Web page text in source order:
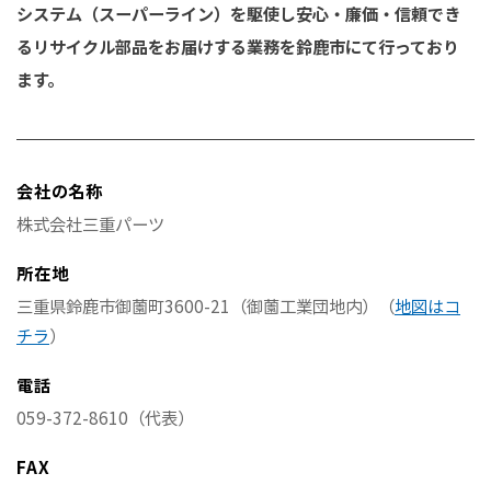
システム（スーパーライン）を駆使し安心・廉価・信頼でき
るリサイクル部品をお届けする業務を鈴鹿市にて行っており
ます。
会社の名称
株式会社三重パーツ
所在地
三重県鈴鹿市御薗町3600-21（御薗工業団地内）（地図はコ
チラ）
電話
059-372-8610（代表）
FAX